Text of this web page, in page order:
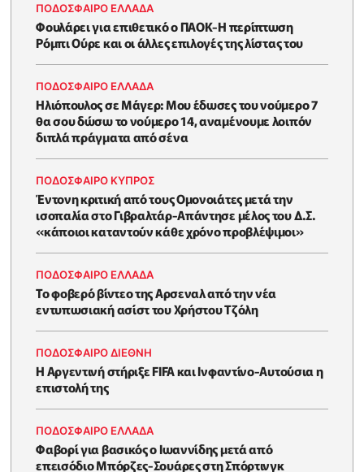
ΠΟΔΟΣΦΑΙΡΟ ΕΛΛΑΔΑ
Φουλάρει για επιθετικό ο ΠΑΟΚ-Η περίπτωση
Ρόμπι Ούρε και οι άλλες επιλογές της λίστας του
ΠΟΔΟΣΦΑΙΡΟ ΕΛΛΑΔΑ
Ηλιόπουλος σε Μάγερ: Μου έδωσες του νούμερο 7
θα σου δώσω το νούμερο 14, αναμένουμε λοιπόν
διπλά πράγματα από σένα
ΠΟΔΟΣΦΑΙΡΟ ΚΥΠΡΟΣ
Έντονη κριτική από τους Ομονοιάτες μετά την
ισοπαλία στο Γιβραλτάρ-Απάντησε μέλος του Δ.Σ.
«κάποιοι καταντούν κάθε χρόνο προβλέψιμοι»
ΠΟΔΟΣΦΑΙΡΟ ΕΛΛΑΔΑ
Το φοβερό βίντεο της Αρσεναλ από την νέα
εντυπωσιακή ασίστ του Χρήστου Τζόλη
ΠΟΔΟΣΦΑΙΡΟ ΔΙΕΘΝΗ
Η Αργεντινή στήριξε FIFA και Ινφαντίνο-Αυτούσια η
επιστολή της
ΠΟΔΟΣΦΑΙΡΟ ΕΛΛΑΔΑ
Φαβορί για βασικός ο Ιωαννίδης μετά από
επεισόδιο Μπόρζες-Σουάρες στη Σπόρτινγκ